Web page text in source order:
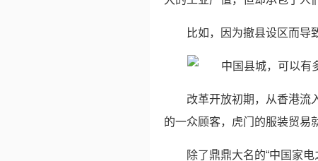
比如，因为撤县设区而导
改革开放初期，从香港流
的一众顾客，虎门的服装贸易
除了鼎鼎大名的“中国家